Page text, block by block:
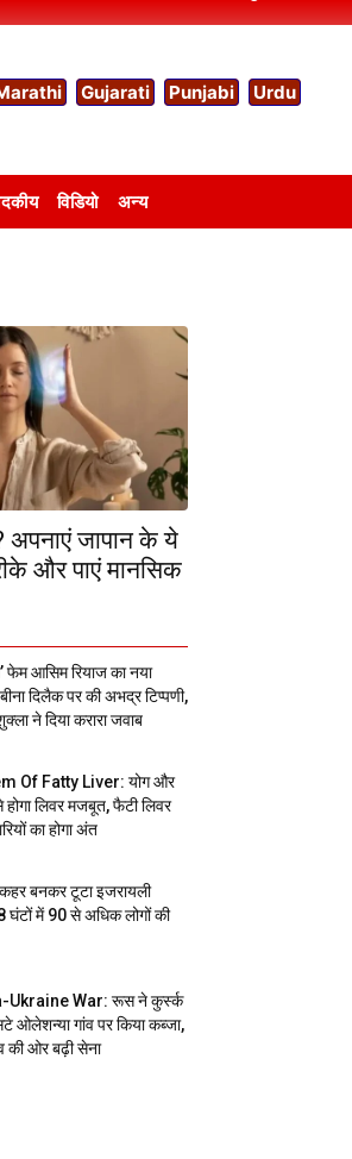
Gujarati Punjabi Urdu
विडियो अन्य
अपनाएं जापान के ये
और पाएं मानसिक
फेम आसिम रियाज का नया
दिलैक पर की अभद्र टिप्पणी,
ने दिया करारा जवाब
Of Fatty Liver: योग और
लिवर मजबूत, फैटी लिवर
का होगा अंत
कहर बनकर टूटा इजरायली
घंटों में 90 से अधिक लोगों की
Ukraine War: रूस ने कुर्स्क
ओलेशन्या गांव पर किया कब्जा,
की ओर बढ़ी सेना